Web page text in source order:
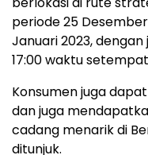
periode 25 Desember
Januari 2023,
17:00 waktu
Konsumen juga
dan juga
cadang menarik di
ditunjuk.